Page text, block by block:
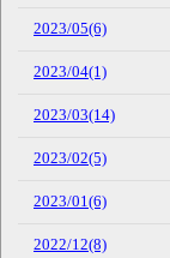
2023/05(6)
2023/04(1)
2023/03(14)
2023/02(5)
2023/01(6)
2022/12(8)